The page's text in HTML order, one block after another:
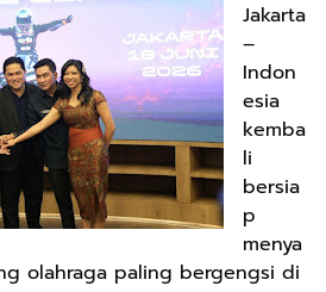
Jakarta
–
Indon
esia
kemba
li
bersia
p
menya
olahraga paling bergengsi di